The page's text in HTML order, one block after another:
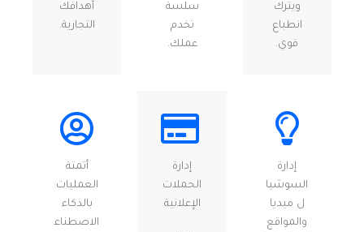
ويترك
انطباع
قوي.
سلسة
تخدم
عملك.
أهدافك
التجارية.
إدارة
السوشيا
ل ميديا
والمواقع
إدارة
الحملات
الإعلانية
أتمتة
العمليات
بالذكاء
الاصطناع